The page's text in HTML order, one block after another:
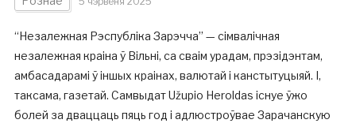
“Незалежная Рэспубліка Зарэчча” — сімвалічная
незалежная краіна ў Вільні, са сваім урадам, прэзідэнтам,
амбасадарамі ў іншых краінах, валютай і канстытуцыяй. І,
таксама, газетай. Самвыдат Užupio Heroldas існуе ўжо
болей за дваццаць пяць год і адлюстроўвае Зарачанскую